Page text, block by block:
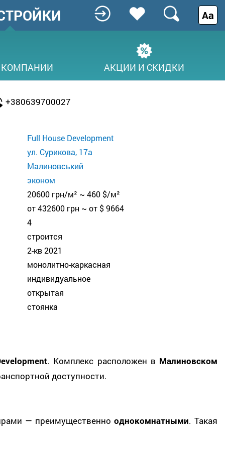
КОМПАНИИ АКЦИИ И СКИДКИ
Аа
+380639700027
Full House Development
ул. Сурикова, 17а
Малиновський
эконом
20600 грн/м² ~ 460 $/м²
от 432600 грн ~ от $ 9664
4
строится
2-кв 2021
монолитно-каркасная
индивидуальное
открытая
стоянка
. Комплекс расположен в Малиновском
доступности.
— преимущественно однокомнатными. Такая